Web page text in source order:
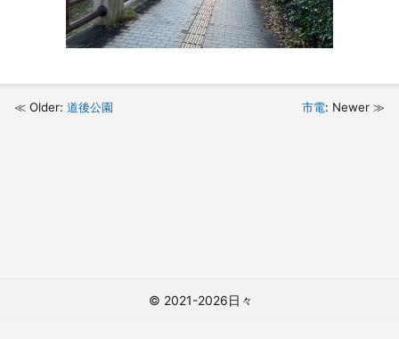
Older: 道後公園 市電: Newer
© 2021-2026日々